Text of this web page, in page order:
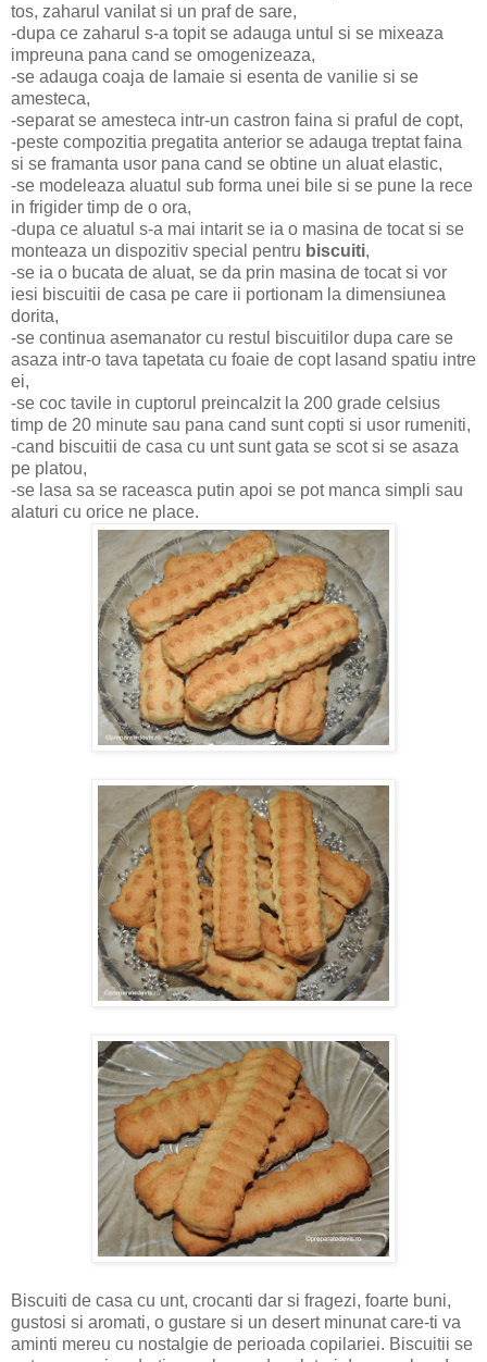
tos, zaharul vanilat si un praf de sare,
-dupa ce zaharul s-a topit se adauga untul si se mixeaza
impreuna pana cand se omogenizeaza,
-se adauga coaja de lamaie si esenta de vanilie si se
amesteca,
-separat se amesteca intr-un castron faina si praful de copt,
-peste compozitia pregatita anterior se adauga treptat faina
si se framanta usor pana cand se obtine un aluat elastic,
-se modeleaza aluatul sub forma unei bile si se pune la rece
in frigider timp de o ora,
-dupa ce aluatul s-a mai intarit se ia o masina de tocat si se
monteaza un dispozitiv special pentru biscuiti,
-se ia o bucata de aluat, se da prin masina de tocat si vor
iesi biscuitii de casa pe care ii portionam la dimensiunea
dorita,
-se continua asemanator cu restul biscuitilor dupa care se
asaza intr-o tava tapetata cu foaie de copt lasand spatiu intre
ei,
-se coc tavile in cuptorul preincalzit la 200 grade celsius
timp de 20 minute sau pana cand sunt copti si usor rumeniti,
-cand biscuitii de casa cu unt sunt gata se scot si se asaza
pe platou,
-se lasa sa se raceasca putin apoi se pot manca simpli sau
alaturi cu orice ne place.
Biscuiti de casa cu unt, crocanti dar si fragezi, foarte buni,
gustosi si aromati, o gustare si un desert minunat care-ti va
aminti mereu cu nostalgie de perioada copilariei. Biscuitii se